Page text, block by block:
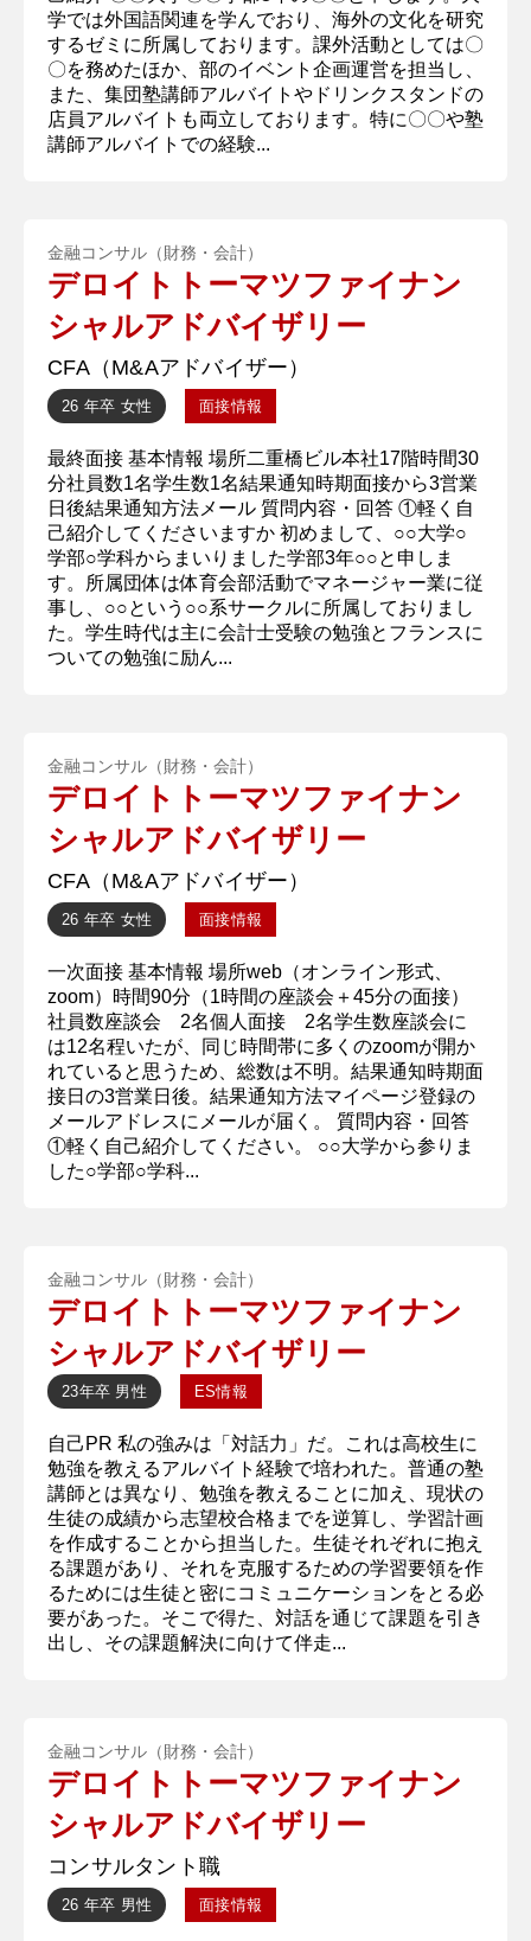
学では外国語関連を学んでおり、海外の文化を研究
するゼミに所属しております。課外活動としては〇
〇を務めたほか、部のイベント企画運営を担当し、
また、集団塾講師アルバイトやドリンクスタンドの
店員アルバイトも両立しております。特に〇〇や塾
講師アルバイトでの経験...
金融コンサル（財務・会計）
デロイトトーマツファイナン
シャルアドバイザリー
CFA（M&Aアドバイザー）
26 年卒 女性 面接情報
最終面接 基本情報 場所二重橋ビル本社17階時間30
分社員数1名学生数1名結果通知時期面接から3営業
日後結果通知方法メール 質問内容・回答 ①軽く自
己紹介してくださいますか 初めまして、○○大学○
学部○学科からまいりました学部3年○○と申しま
す。所属団体は体育会部活動でマネージャー業に従
事し、○○という○○系サークルに所属しておりまし
た。学生時代は主に会計士受験の勉強とフランスに
ついての勉強に励ん...
金融コンサル（財務・会計）
デロイトトーマツファイナン
シャルアドバイザリー
CFA（M&Aアドバイザー）
26 年卒 女性 面接情報
一次面接 基本情報 場所web（オンライン形式、
zoom）時間90分（1時間の座談会＋45分の面接）
社員数座談会 2名個人面接 2名学生数座談会に
は12名程いたが、同じ時間帯に多くのzoomが開か
れていると思うため、総数は不明。結果通知時期面
接日の3営業日後。結果通知方法マイページ登録の
メールアドレスにメールが届く。 質問内容・回答
①軽く自己紹介してください。 ○○大学から参りま
した○学部○学科...
金融コンサル（財務・会計）
デロイトトーマツファイナン
シャルアドバイザリー
23年卒 男性 ES情報
自己PR 私の強みは「対話力」だ。これは高校生に
勉強を教えるアルバイト経験で培われた。普通の塾
講師とは異なり、勉強を教えることに加え、現状の
生徒の成績から志望校合格までを逆算し、学習計画
を作成することから担当した。生徒それぞれに抱え
る課題があり、それを克服するための学習要領を作
るためには生徒と密にコミュニケーションをとる必
要があった。そこで得た、対話を通じて課題を引き
出し、その課題解決に向けて伴走...
金融コンサル（財務・会計）
デロイトトーマツファイナン
シャルアドバイザリー
コンサルタント職
26 年卒 男性 面接情報